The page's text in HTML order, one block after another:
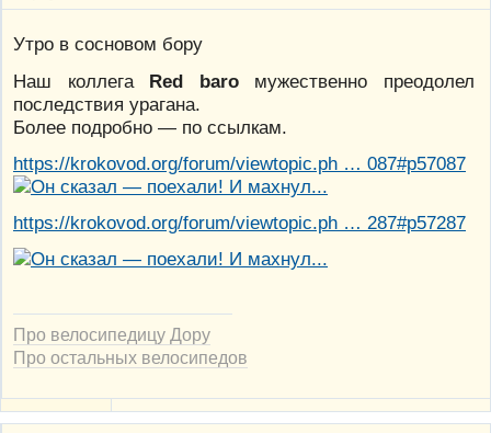
Утро в сосновом бору
Наш коллега Red baroмужественно преодолел
последствия урагана.
Более подробно — по ссылкам.
https://krokovod.org/forum/viewtopic.ph … 087#p57087
https://krokovod.org/forum/viewtopic.ph … 287#p57287
Про велосипедицу Дору
Про остальных велосипедов